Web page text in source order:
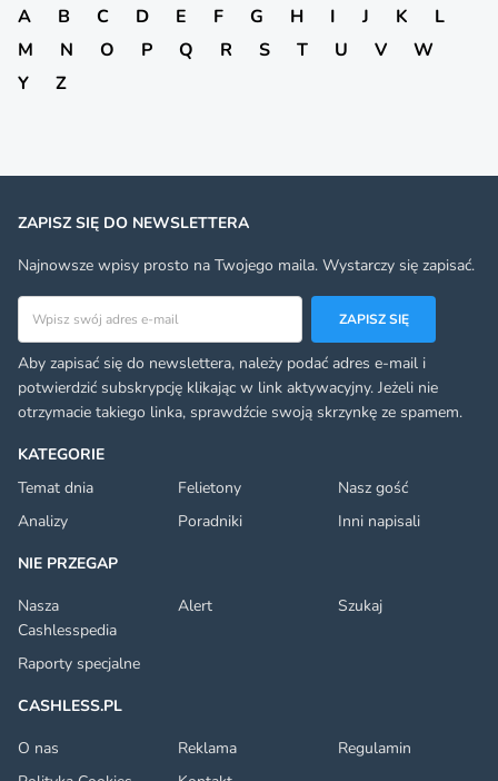
A B C D E F G H I J K
L
M
N O P Q R S T U V
W
Y
Z
KATEGORIE
Temat dnia
Felietony
Nasz gość
Analizy
Poradniki
Inni napisali
NIE PRZEGAP
Nasza
Cashlesspedia
Alert Szukaj
Raporty specjalne
CASHLESS.PL
O nas
Reklama
Regulamin
ZAPISZ SIĘ DO NEWSLETTERA
Najnowsze wpisy prosto na Twojego maila. Wystarczy się zapisać.
Adres email
ZAPISZ SIĘ
Aby zapisać się do newslettera, należy podać adres e-mail i
potwierdzić subskrypcję klikając w link aktywacyjny. Jeżeli nie
otrzymacie takiego linka, sprawdźcie swoją skrzynkę ze spamem.